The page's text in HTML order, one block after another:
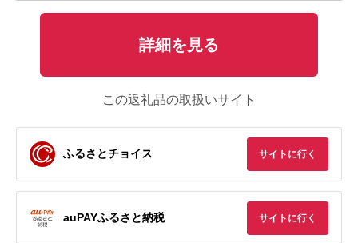
詳細を見る
この返礼品の取扱いサイト
ふるさとチョイス サイトに行く
auPAYふるさと納税 サイトに行く